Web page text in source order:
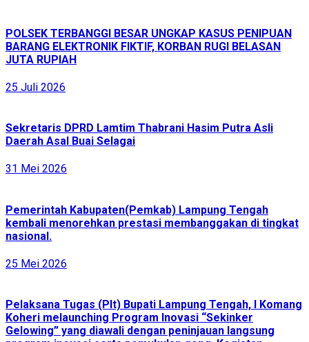
POLSEK TERBANGGI BESAR UNGKAP KASUS PENIPUAN
BARANG ELEKTRONIK FIKTIF, KORBAN RUGI BELASAN
JUTA RUPIAH
25 Juli 2026
Sekretaris DPRD Lamtim Thabrani Hasim Putra Asli
Daerah Asal Buai Selagai
31 Mei 2026
Pemerintah Kabupaten(Pemkab) Lampung Tengah
kembali menorehkan prestasi membanggakan di tingkat
nasional.
25 Mei 2026
Pelaksana Tugas (Plt) Bupati Lampung Tengah, I Komang
Koheri melaunching Program Inovasi “Sekinker
Gelowing” yang diawali dengan peninjauan langsung